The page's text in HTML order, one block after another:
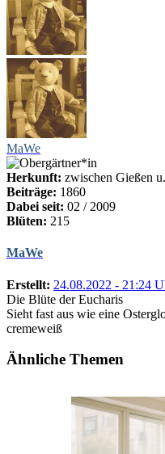
MaWe
Herkunft: zwischen Gießen
Beiträge: 1860
Dabei seit: 02 / 2009
Blüten: 215
MaWe
Erstellt: 24.08.2022 - 21:24
Die Blüte der Eucharis
Sieht fast aus wie eine
cremeweiß
Ähnliche Themen